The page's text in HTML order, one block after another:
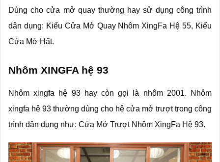
Dùng cho cửa mở quay thường hay sử dụng công trình
dân dụng: Kiểu Cửa Mở Quay Nhôm XingFa Hệ 55, Kiểu
Cửa Mở Hất.
Nhôm XINGFA hệ 93
Nhôm xingfa hệ 93 hay còn gọi là nhôm 2001. Nhôm
xingfa hệ 93 thường dùng cho hệ cửa mở trượt trong công
trình dân dụng như: Cửa Mở Trượt Nhôm XingFa Hệ 93.